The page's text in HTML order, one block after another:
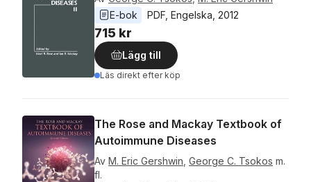
E-bok
PDF Engelska 2012
715 kr
Lägg till
Läs direkt efter köp
The Rose and Mackay Textbook of
Autoimmune Diseases
Av M. Eric Gershwin George C. Tsokos m.
fl.